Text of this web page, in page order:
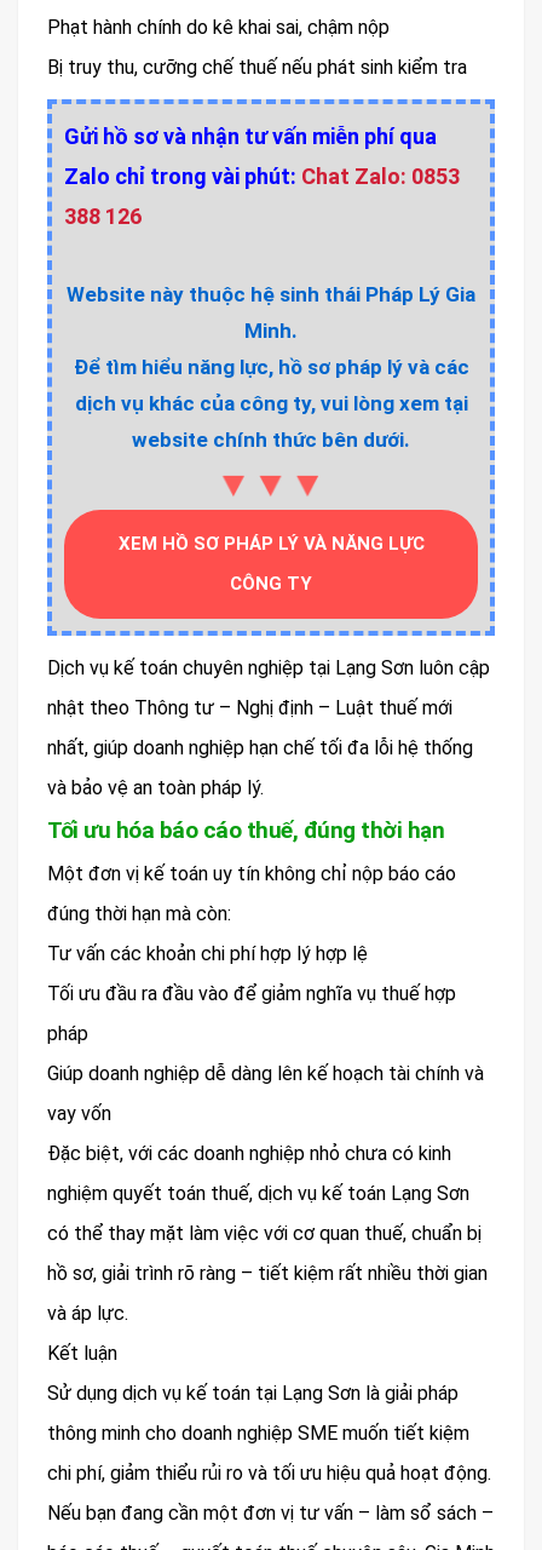
Phạt hành chính do kê khai sai, chậm nộp
Bị truy thu, cưỡng chế thuế nếu phát sinh kiểm tra
Gửi hồ sơ và nhận tư vấn miễn phí qua
Zalo chỉ trong vài phút: Chat Zalo: 0853
388 126
Website này thuộc hệ sinh thái Pháp Lý Gia
Minh.
Để tìm hiểu năng lực, hồ sơ pháp lý và các
dịch vụ khác của công ty, vui lòng xem tại
website chính thức bên dưới.
▼▼▼
XEM HỒ SƠ PHÁP LÝ VÀ NĂNG LỰC
CÔNG TY
Dịch vụ kế toán chuyên nghiệp tại Lạng Sơn luôn cập
nhật theo Thông tư – Nghị định – Luật thuế mới
nhất, giúp doanh nghiệp hạn chế tối đa lỗi hệ thống
và bảo vệ an toàn pháp lý.
Tối ưu hóa báo cáo thuế, đúng thời hạn
Một đơn vị kế toán uy tín không chỉ nộp báo cáo
đúng thời hạn mà còn:
Tư vấn các khoản chi phí hợp lý hợp lệ
Tối ưu đầu ra đầu vào để giảm nghĩa vụ thuế hợp
pháp
Giúp doanh nghiệp dễ dàng lên kế hoạch tài chính và
vay vốn
Đặc biệt, với các doanh nghiệp nhỏ chưa có kinh
nghiệm quyết toán thuế, dịch vụ kế toán Lạng Sơn
có thể thay mặt làm việc với cơ quan thuế, chuẩn bị
hồ sơ, giải trình rõ ràng – tiết kiệm rất nhiều thời gian
và áp lực.
Kết luận
Sử dụng dịch vụ kế toán tại Lạng Sơn là giải pháp
thông minh cho doanh nghiệp SME muốn tiết kiệm
chi phí, giảm thiểu rủi ro và tối ưu hiệu quả hoạt động.
Nếu bạn đang cần một đơn vị tư vấn – làm sổ sách –